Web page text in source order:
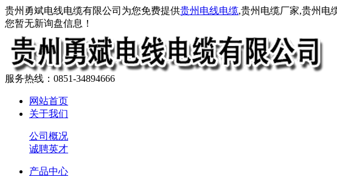
贵州勇斌电线电缆有限公司为您免费提供贵州电线电缆,贵州电缆厂家,贵州电
您暂无新询盘信息！
服务热线：0851-34894666
网站首页
关于我们
公司概况
诚聘英才
产品中心